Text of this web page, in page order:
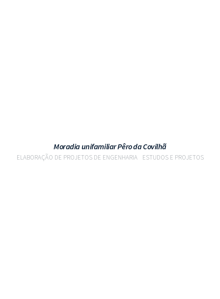
Moradia unifamiliar Pêro da Covilhã
ELABORAÇÃO DE PROJETOS DE ENGENHARIA ESTUDOS E PROJETOS